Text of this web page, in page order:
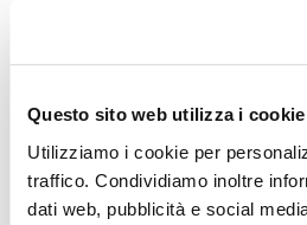
Questo sito web utilizza i cookie
Utilizziamo i cookie per
traffico. Condividiamo inoltre
dati web, pubblicità e social